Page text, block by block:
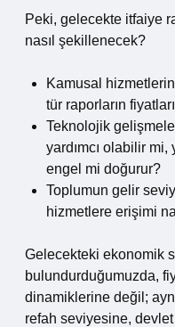
Peki, gelecekte itfaiye
nasıl şekillenecek?
Kamusal
tür raporların
Teknolojik
yardımcı olabilir
engel mi doğurur?
Toplumun gelir
hizmetlere erişimi
Gelecekteki ekonomik
bulundurduğumuzda,
dinamiklerine değil;
refah seviyesine,